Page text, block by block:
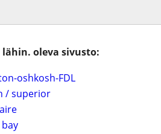
oleva sivusto:
oshkosh-FDL
/ superior